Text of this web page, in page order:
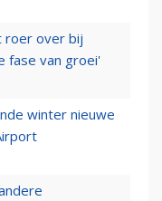
roer over bij
fase van groei'
winter nieuwe